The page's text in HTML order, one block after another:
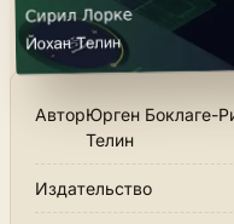
АвторЮрген Боклаге-
Телин
Издательство